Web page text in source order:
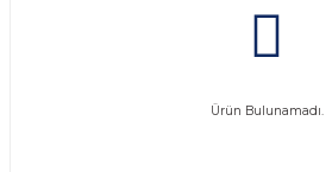
Ürün Bulunamadı.